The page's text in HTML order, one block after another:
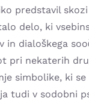
predstavil
delo, ki
in dialoškega
pri nekaterih
simbolike, ki
tudi v sodobni